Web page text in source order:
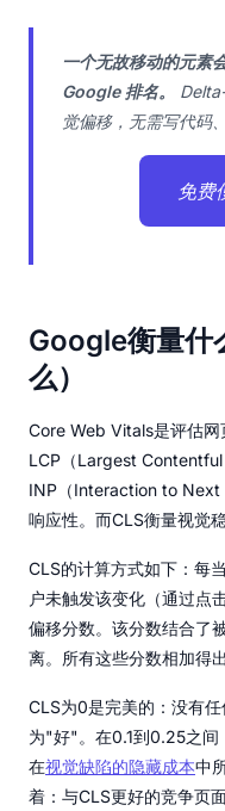
一个无故移动的元素
Google 排名。
觉偏移，无需写代码
免费
Google衡量什
么）
Core Web Vitals是评估网
LCP（Largest Contentful
INP（Interaction to Next
响应性。而CLS衡量视觉稳
CLS的计算方式如下：每
户未触发该变化（通过点
偏移分数。该分数结合了
离。所有这些分数相加得
CLS为0是完美的：没有
为"好"。在0.1到0.25之
在视觉缺陷的隐藏成本中
着：与CLS更好的竞争页